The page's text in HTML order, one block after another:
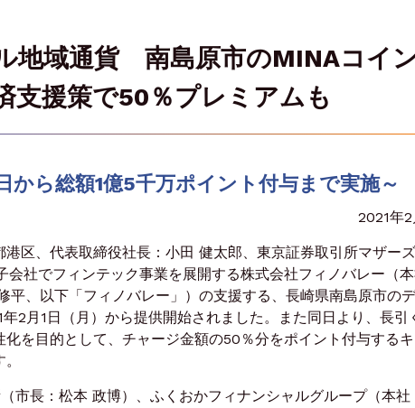
地域通貨 南島原市のMINAコイ
援策で50％プレミアムも
から総額1億5千万ポイント付与まで実施～
2021年2
区、代表取締役社長：小田 健太郎、東京証券取引所マザー
会社でフィンテック事業を展開する株式会社フィノバレー（
平、以下「フィノバレー」）の支援する、長崎県南島原市の
2月1日（月）から提供開始されました。また同日より、長引
を目的として、チャージ金額の50％分をポイント付与する
市長：松本 政博）、ふくおかフィナンシャルグループ（本社